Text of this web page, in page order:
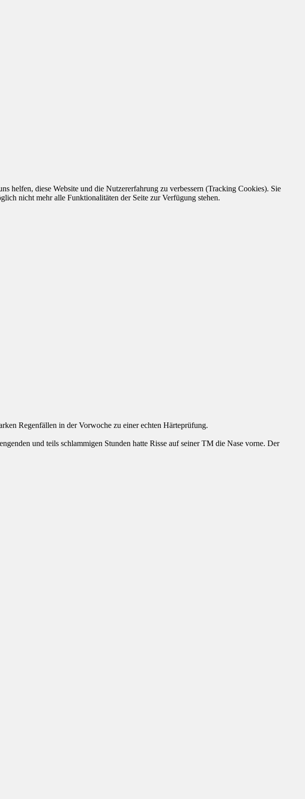
Regenfällen in der Vorwoche zu einer echten Härteprüfung.
und teils schlammigen Stunden hatte Risse auf seiner TM die Nase vorne. Der
helfen, diese Website und die Nutzererfahrung zu verbessern (Tracking Cookies). Sie
nicht mehr alle Funktionalitäten der Seite zur Verfügung stehen.